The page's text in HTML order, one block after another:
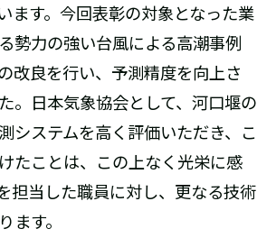
ます。今回表彰の対象となった業
勢力の強い台風による高潮事例
改良を行い、予測精度を向上さ
。日本気象協会として、河口堰の
システムを高く評価いただき、こ
たことは、この上なく光栄に感
担当した職員に対し、更なる技術
ます。